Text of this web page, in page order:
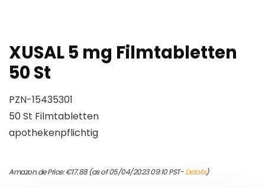
XUSAL 5 mg Filmtabletten
50 St
PZN-15435301
50 St Filmtabletten
apothekenpflichtig
Amazon.de Price:€17.88(as of 05/04/2023 09:10 PST-Details)